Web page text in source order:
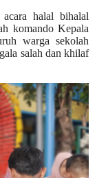
halal bihalal
komando Kepala
warga sekolah
salah dan khilaf